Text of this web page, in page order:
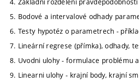
5. Bodové a intervalové odhady
6. Testy hypotéz o parametrech -
7. Lineární regrese (přímka), odhady,
8. Uvodni ulohy - formulace problému
9. Linearni ulohy - krajní body, krajní